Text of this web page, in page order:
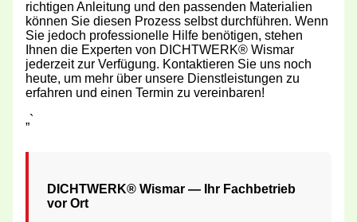
richtigen Anleitung und den passenden Materialien
können Sie diesen Prozess selbst durchführen. Wenn
Sie jedoch professionelle Hilfe benötigen, stehen
Ihnen die Experten von DICHTWERK® Wismar
jederzeit zur Verfügung. Kontaktieren Sie uns noch
heute, um mehr über unsere Dienstleistungen zu
erfahren und einen Termin zu vereinbaren!
„`
DICHTWERK® Wismar — Ihr Fachbetrieb
vor Ort